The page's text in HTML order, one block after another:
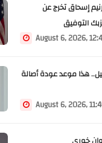
إسحاق تخرج عن
التوفيق
August 6, 2026,
هذا موعد عودة أصالة
August 6, 2026,